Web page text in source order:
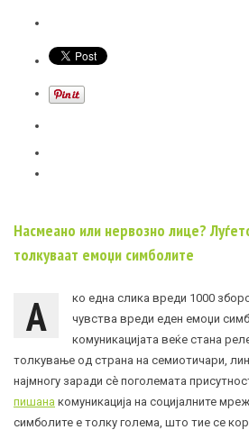
Насмеано или нервозно лице?
толкуваат емоџи симболите
А
ко една слика вреди 1000
чувства вреди еден емоџи
комуникацијата веќе стана
толкување од страна на семиотичари,
најмногу заради сè поголемата
пишана комуникација на социјалните
симболите е толку голема, што тие се